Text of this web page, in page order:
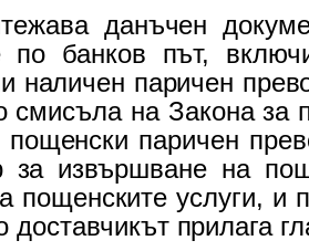
данъчен
по банков път,
наличен паричен
смисъла на Закона за
пощенски паричен
за извършване на
пощенските услуги, и
доставчикът прилага